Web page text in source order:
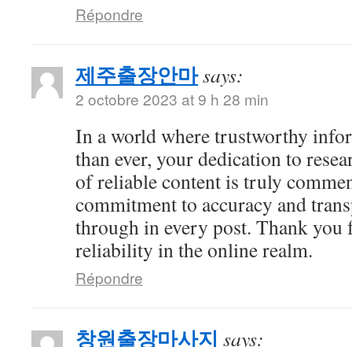
Répondre
제주출장안마says:
2 octobre 2023 at 9 h 28 min
In a world where trustworthy
than ever, your dedication to
of reliable content is truly
commitment to accuracy and
through in every post. Thank you
reliability in the online realm.
Répondre
창원출장마사지 says: